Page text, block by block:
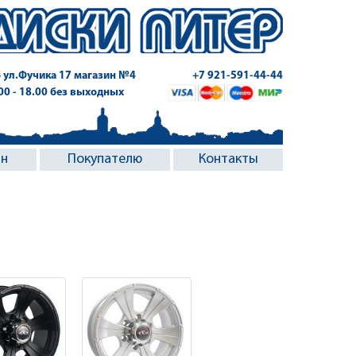
ул.Фучика 17магазин №4
+7 921-591-44-44
- 18.00 без выходных
Покупателю Контакты